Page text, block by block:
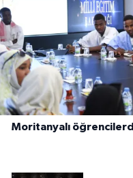
Moritanyalı